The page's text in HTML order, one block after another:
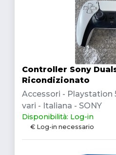
Controller Sony
Ricondizionato
Accessori - Playstation
vari - Italiana - SONY
Disponibilità: Log-in
€ Log-in necessario